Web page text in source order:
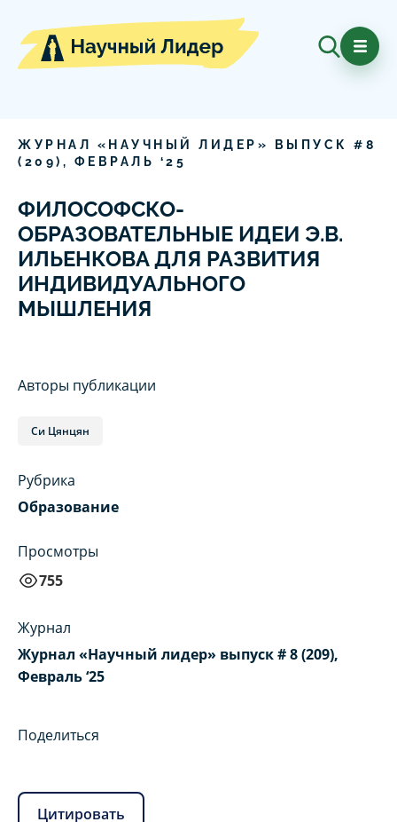
ЖУРНАЛ «НАУЧНЫЙ ЛИДЕР» ВЫПУСК # 8
( 209), ФЕВРАЛЬ ‘25
ФИЛОСОФСКО-
ОБРАЗОВАТЕЛЬНЫЕ ИДЕИ Э.В.
ИЛЬЕНКОВА ДЛЯ РАЗВИТИЯ
ИНДИВИДУАЛЬНОГО
МЫШЛЕНИЯ
Авторы публикации
Си Цянцян
Рубрика
Образование
Просмотры
755
Журнал
Журнал «Научный лидер» выпуск # 8 (209),
Февраль ‘25
Поделиться
Цитировать